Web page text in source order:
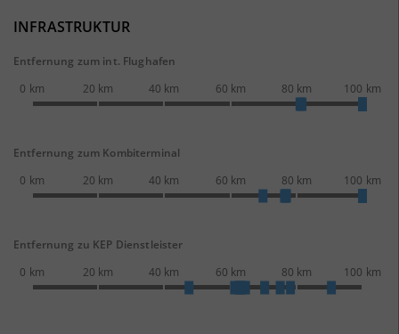
INFRASTRUKTUR
Entfernung zum int. Flughafen
0 km
20 km 40 km 60 km 80 km 100 km
Entfernung zum Kombiterminal
0 km
20 km 40 km 60 km 80 km 100 km
Entfernung zu KEP Dienstleister
0 km
20 km 40 km 60 km 80 km 100 km